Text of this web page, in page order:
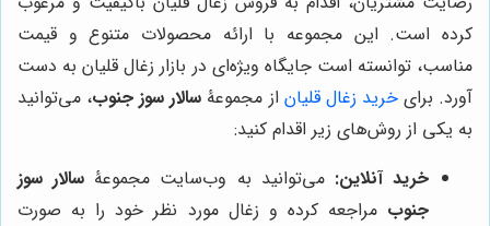
کرده است. این مجموعه با ارائه محصولات متنوع و قیمت
مناسب، توانسته است جایگاه ویژه‌ای در بازار زغال قلیان به دست
آورد. برایخرید زغال قلیان از مجموعۀ سالار سوز جنوب، می‌توانید
به یکی از روش‌های زیر اقدام کنید:
خرید آنلاین: می‌توانید به وب‌سایت مجموعۀ سالار سوز
جنوب مراجعه کرده و زغال مورد نظر خود را به صورت